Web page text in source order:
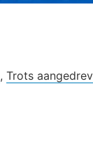
, Trots